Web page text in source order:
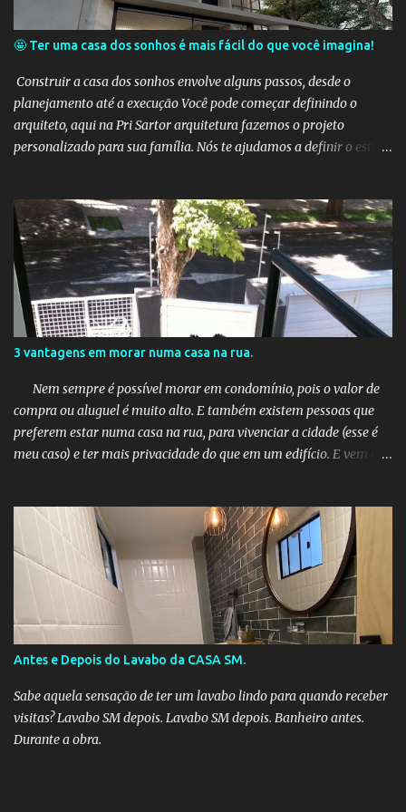
🤩 Ter uma casa dos sonhos é mais fácil do que você imagina!
Construir a casa dos sonhos envolve alguns passos, desde o
planejamento até a execução Você pode começar definindo o
arquiteto, aqui na Pri Sartor arquitetura fazemos o projeto
personalizado para sua família. Nós te ajudamos a definir o estilo
seguida, é importante criar um orçamento, nós somos gestores de
obra, e te ajudamos a construir sua casa dentro do valor que você
pode gastar. Certifique-se de considerar elementos como
sustentabilidade, eficiência energética e conforto. O processo pode
ser desafiador, mas com planejamento cuidadoso, você estará
mais perto de tornar sua casa dos sonhos uma realidade. Vamos
começar a planejar a sua casa dos sonhos?👇🏻
3 vantagens em morar numa casa na rua.
Nem sempre é possível morar em condomínio, pois o valor de
compra ou aluguel é muito alto. E também existem pessoas que
preferem estar numa casa na rua, para vivenciar a cidade (esse é
meu caso) e ter mais privacidade do que em um edifício. E vem a
localização, preço de venda do terreno, valor do imóvel, condição
da casa (para compra ou aluguel), na movimentação da rua, quem
são seus vizinhos, tem comércio próximo, igrejas, bares, locais de
festas. 3 vantagens em morar numa casa na rua: 1. Uma rua
movimentada tem a grande vantagem de ter sempre gente na rua,
ou seja, olhos para todos os lados. 2. Tem a comodidade de viver
em um bairro, formando vínculo com o local e tendo fácil acesso à
mercados, cafés, padarias, mercearias, lojas de conveniências,
praças, entre outros. 3. Conhecer os vizinhos e interagir...
Antes e Depois do Lavabo da CASA SM.
Sabe aquela sensação de ter um lavabo lindo para quando receber
visitas? Lavabo SM depois. Lavabo SM depois. Banheiro antes.
Durante a obra.